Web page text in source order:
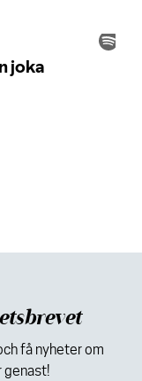
få nyheter om
genast!